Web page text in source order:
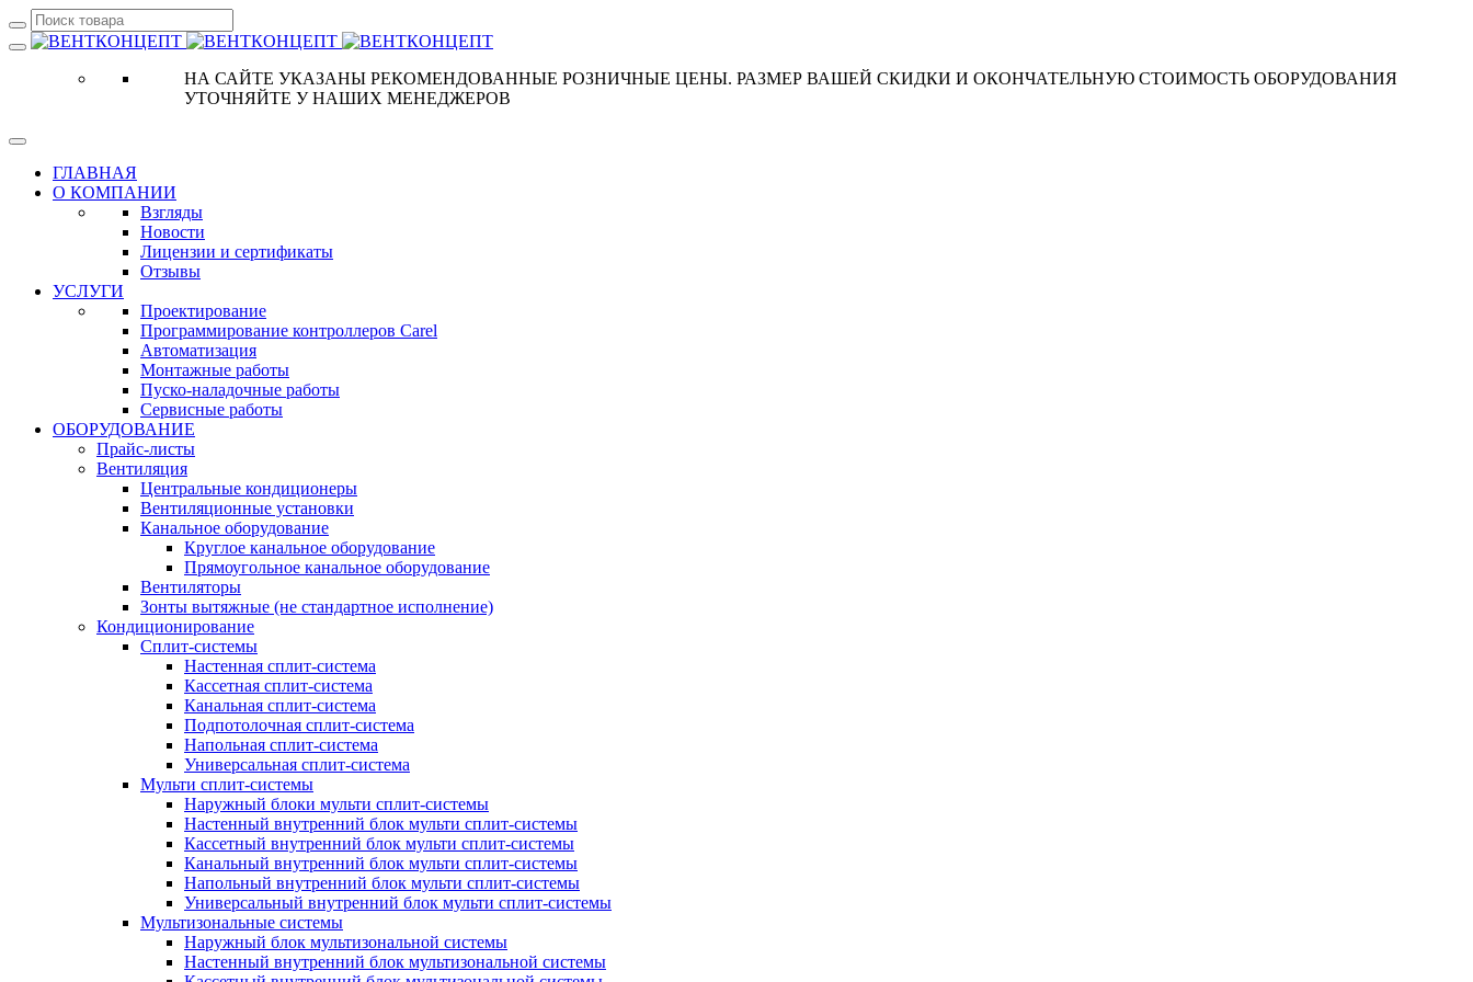
НА САЙТЕ УКАЗАНЫ РЕКОМЕНДОВАННЫЕ РОЗНИЧНЫЕ ЦЕНЫ. РАЗМЕР ВАШЕЙ СКИДКИ И ОКОНЧАТЕЛЬНУЮ СТОИМОСТЬ ОБОРУДОВАНИЯ
УТОЧНЯЙТЕ У НАШИХ МЕНЕДЖЕРОВ
ГЛАВНАЯ
О КОМПАНИИ
Взгляды
Новости
Лицензии и сертификаты
Отзывы
УСЛУГИ
Проектирование
Программирование контроллеров Carel
Автоматизация
Монтажные работы
Пуско-наладочные работы
Сервисные работы
ОБОРУДОВАНИЕ
Прайс-листы
Вентиляция
Центральные кондиционеры
Вентиляционные установки
Канальное оборудование
Круглое канальное оборудование
Прямоугольное канальное оборудование
Вентиляторы
Зонты вытяжные (не стандартное исполнение)
Кондиционирование
Сплит-системы
Настенная сплит-система
Кассетная сплит-система
Канальная сплит-система
Подпотолочная сплит-система
Напольная сплит-система
Универсальная сплит-система
Мульти сплит-системы
Наружный блоки мульти сплит-системы
Настенный внутренний блок мульти сплит-системы
Кассетный внутренний блок мульти сплит-системы
Канальный внутренний блок мульти сплит-системы
Напольный внутренний блок мульти сплит-системы
Универсальный внутренний блок мульти сплит-системы
Мультизональные системы
Наружный блок мультизональной системы
Настенный внутренний блок мультизональной системы